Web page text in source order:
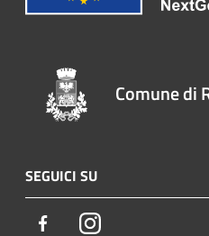
Comune di
SEGUICI SU
FacebookInstagram